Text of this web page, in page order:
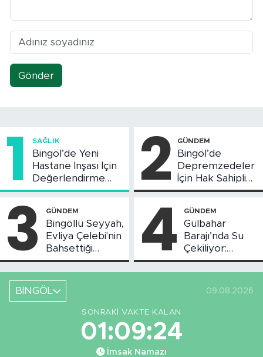
Gönder
1 SAĞLIK
Bingöl’de Yeni
Hastane İnşası İçin
Değerlendirme
Toplantısı Yapıldı
2 GÜNDEM
Bingöl’de
Depremzedeler
İçin Hak Sahipliği
Askı Süreci
3 GÜNDEM
Bingöllü Seyyah,
Evliya Çelebi'nin
Bahsettiği
Bingöl'deki O
Yeri Görüntüledi
4 GÜNDEM
Gülbahar
Barajı’nda Su
Çekiliyor:
Piknikçi Sayısı
Azaldı
BİNGÖL
09.08.2026
SONRAKI VAKTE KALAN
01:09:23
İmsak Namazı